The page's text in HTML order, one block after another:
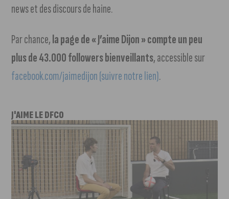
news et des discours de haine.
Par chance,la page de « J’aime Dijon » compte un peu
plus de 43.000 followers bienveillants, accessible sur
facebook.com/jaimedijon (suivre notre lien).
J'AIME LE DFCO